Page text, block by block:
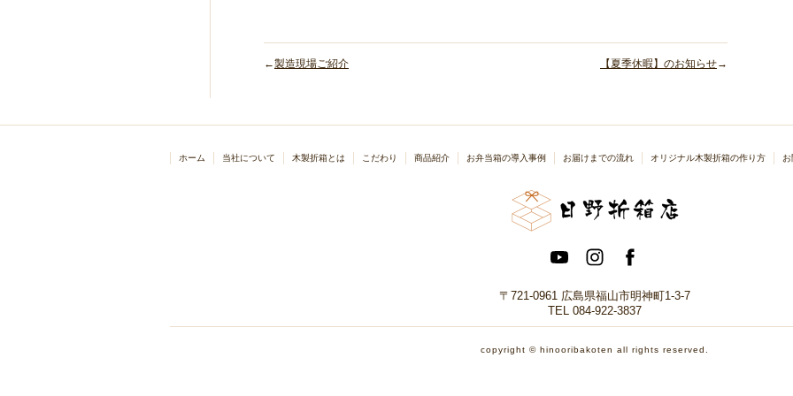
←製造現場ご紹介 【夏季休暇】のお知らせ→
ホーム 当社について 木製折箱とは こだわり 商品紹介 お弁当箱の導入事例 お届けまでの流れ オリジナル木製折箱の作り方
〒721-0961 広島県福山市明神町1-3-7
TEL 084-922-3837
copyright © hinooribakoten all rights reserved.